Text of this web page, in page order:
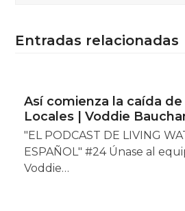
Entradas relacionadas
Así comienza la caída
Locales | Voddie
"EL PODCAST DE LIVING
ESPAÑOL" #24 Únase al
Voddie…